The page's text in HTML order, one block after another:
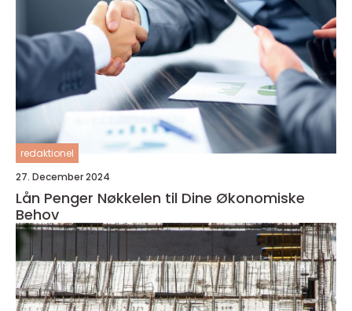
redaktionel
27. December 2024
Lån Penger Nøkkelen til Dine Økonomiske
Behov